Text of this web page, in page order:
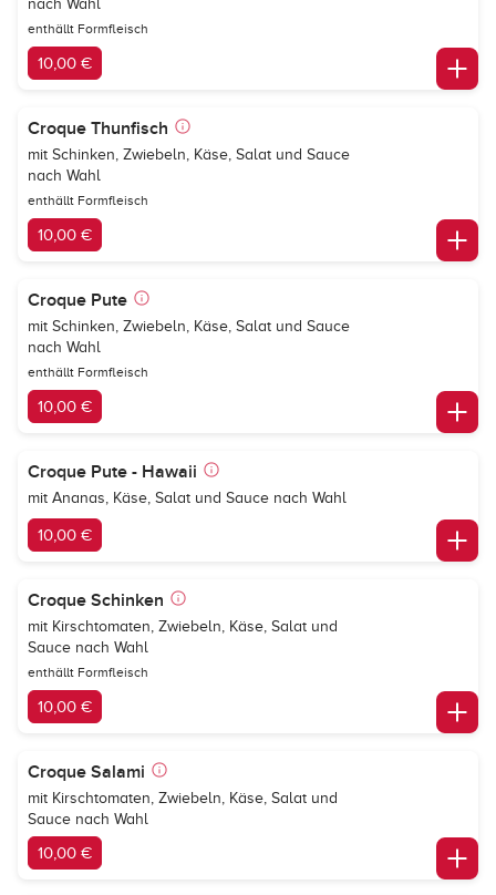
nach Wahl
enthällt Formfleisch
10,00 €
Croque Thunfisch
mit Schinken, Zwiebeln, Käse, Salat und Sauce
nach Wahl
enthällt Formfleisch
10,00 €
Croque Pute
mit Schinken, Zwiebeln, Käse, Salat und Sauce
nach Wahl
enthällt Formfleisch
10,00 €
Croque Pute - Hawaii
mit Ananas, Käse, Salat und Sauce nach Wahl
10,00 €
Croque Schinken
mit Kirschtomaten, Zwiebeln, Käse, Salat und
Sauce nach Wahl
enthällt Formfleisch
10,00 €
Croque Salami
mit Kirschtomaten, Zwiebeln, Käse, Salat und
Sauce nach Wahl
10,00 €